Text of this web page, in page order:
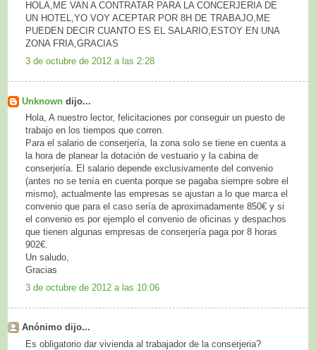
HOLA,ME VAN A CONTRATAR PARA LA CONCERJERIA DE
UN HOTEL,YO VOY ACEPTAR POR 8H DE TRABAJO,ME
PUEDEN DECIR CUANTO ES EL SALARIO,ESTOY EN UNA
ZONA FRIA,GRACIAS
3 de octubre de 2012 a las 2:28
Unknown dijo...
Hola, A nuestro lector, felicitaciones por conseguir un puesto de
trabajo en los tiempos que corren.
Para el salario de conserjería, la zona solo se tiene en cuenta a
la hora de planear la dotación de vestuario y la cabina de
conserjería. El salario depende exclusivamente del convenio
(antes no se tenía en cuenta porque se pagaba siempre sobre el
mismo), actualmente las empresas se ajustan a lo que marca el
convenio que para el caso sería de aproximadamente 850€ y si
el convenio es por ejemplo el convenio de oficinas y despachos
que tienen algunas empresas de conserjería paga por 8 horas
902€.
Un saludo,
Gracias
3 de octubre de 2012 a las 10:06
Anónimo dijo...
Es obligatorio dar vivienda al trabajador de la conserjeria?